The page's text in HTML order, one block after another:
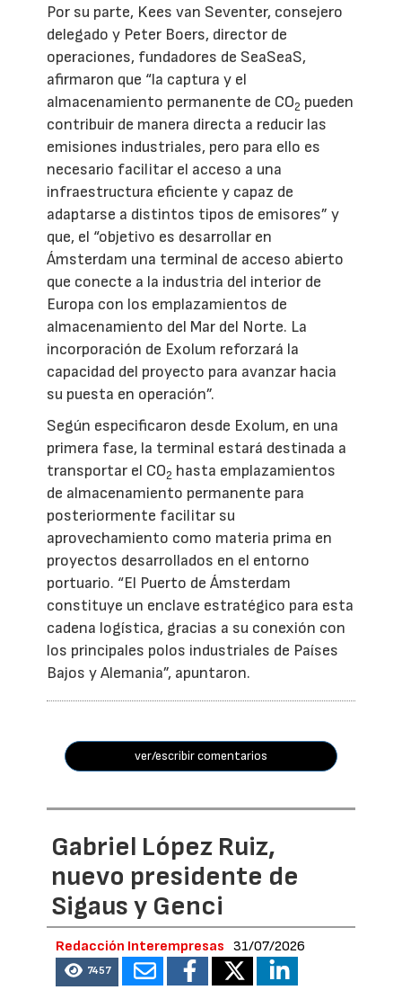
Por su parte, Kees van Seventer, consejero
delegado y Peter Boers, director de
operaciones, fundadores de SeaSeaS,
afirmaron que “la captura y el
almacenamiento permanente de CO2 pueden
contribuir de manera directa a reducir las
emisiones industriales, pero para ello es
necesario facilitar el acceso a una
infraestructura eficiente y capaz de
adaptarse a distintos tipos de emisores” y
que, el “objetivo es desarrollar en
Ámsterdam una terminal de acceso abierto
que conecte a la industria del interior de
Europa con los emplazamientos de
almacenamiento del Mar del Norte. La
incorporación de Exolum reforzará la
capacidad del proyecto para avanzar hacia
su puesta en operación”.
Según especificaron desde Exolum, en una
primera fase, la terminal estará destinada a
transportar el CO2 hasta emplazamientos
de almacenamiento permanente para
posteriormente facilitar su
aprovechamiento como materia prima en
proyectos desarrollados en el entorno
portuario. “El Puerto de Ámsterdam
constituye un enclave estratégico para esta
cadena logística, gracias a su conexión con
los principales polos industriales de Países
Bajos y Alemania”, apuntaron.
ver/escribir comentarios
Gabriel López Ruiz,
nuevo presidente de
Sigaus y Genci
Redacción Interempresas 31/07/2026
7457